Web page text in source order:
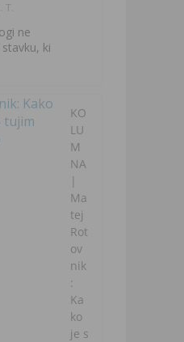
T.
ne
ki
KO
LU
M
NA
|
Ma
tej
Rot
ov
nik
:
Ka
ko
je s